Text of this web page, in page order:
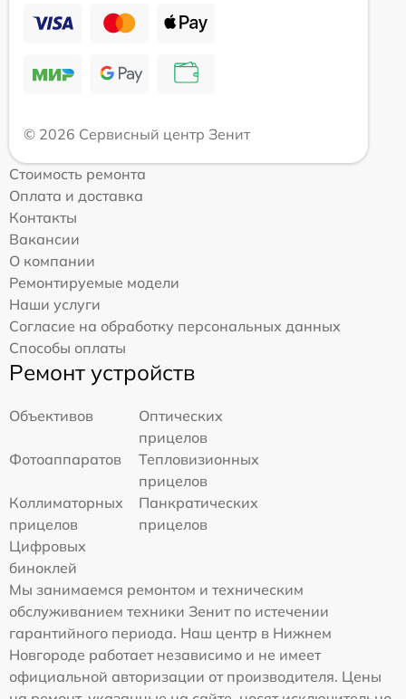
© 2026 Сервисный центр Зенит
Стоимость ремонта
Оплата и доставка
Контакты
Вакансии
О компании
Ремонтируемые модели
Наши услуги
Согласие на обработку персональных данных
Способы оплаты
Ремонт устройств
Объективов
Оптических
прицелов
Фотоаппаратов
Тепловизионных
прицелов
Коллиматорных
прицелов
Панкратических
прицелов
Цифровых
биноклей
Мы занимаемся ремонтом и техническим
обслуживанием техники Зенит по истечении
гарантийного периода. Наш центр в Нижнем
Новгороде работает независимо и не имеет
официальной авторизации от производителя. Цены